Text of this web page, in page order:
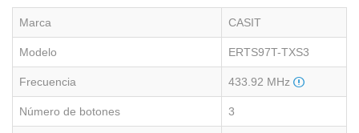
Marca CASIT
Modelo ERTS97T-TXS3
Frecuencia 433.92 MHz
Número de botones 3